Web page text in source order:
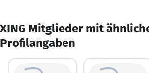
XING Mitglieder mit
Profilangaben